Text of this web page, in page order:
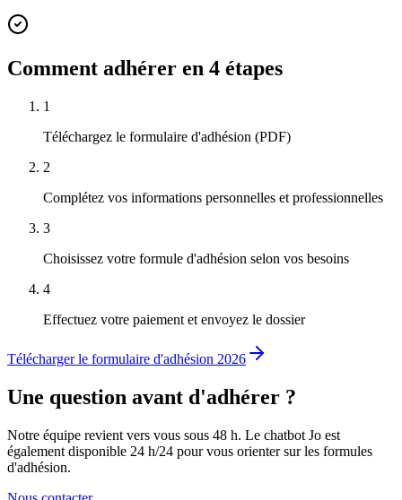
Comment adhérer en 4 étapes
1
Téléchargez le formulaire d'adhésion (PDF)
2
Complétez vos informations personnelles et professionnelles
3
Choisissez votre formule d'adhésion selon vos besoins
4
Effectuez votre paiement et envoyez le dossier
Télécharger le formulaire d'adhésion 2026
Une question avant d'adhérer ?
Notre équipe revient vers vous sous 48 h. Le chatbot Jo est
également disponible 24 h/24 pour vous orienter sur les formules
d'adhésion.